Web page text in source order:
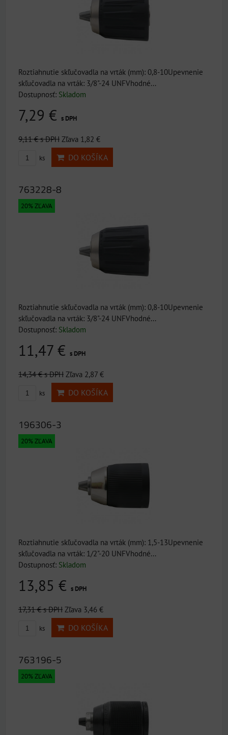
Roztiahnutie skľučovadla na vrták (mm): 0,8-10Upevnenie
skľučovadla na vrták: 3/8"-24 UNFVhodné...
Dostupnosť: Skladom
7,29 € s DPH
9,11 €s DPH Zľava 1,82 €
ks DO KOŠÍKA
763228-8
20% ZĽAVA
Roztiahnutie skľučovadla na vrták (mm): 0,8-10Upevnenie
skľučovadla na vrták: 3/8"-24 UNFVhodné...
Dostupnosť: Skladom
11,47 € s DPH
14,34 €s DPH Zľava 2,87 €
ks DO KOŠÍKA
196306-3
20% ZĽAVA
Roztiahnutie skľučovadla na vrták (mm): 1,5-13Upevnenie
skľučovadla na vrták: 1/2"-20 UNFVhodné...
Dostupnosť: Skladom
13,85 € s DPH
17,31 €s DPH Zľava 3,46 €
ks DO KOŠÍKA
763196-5
20% ZĽAVA